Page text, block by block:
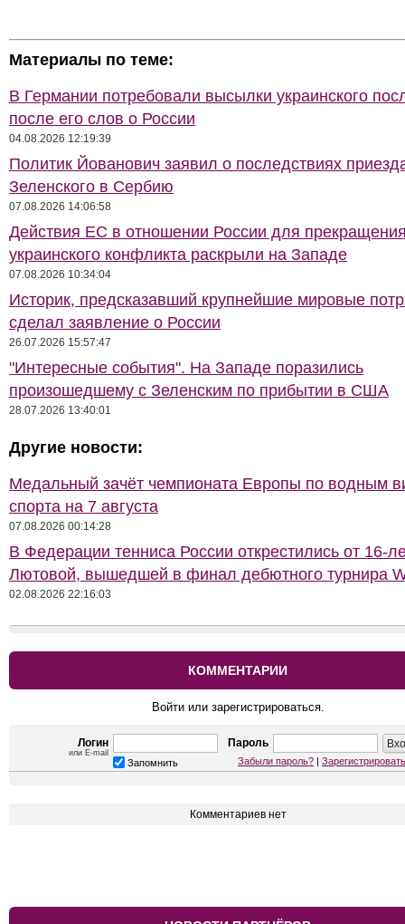
Материалы по теме:
В Германии потребовали высылки украинского
после его слов о России
04.08.2026 12:19:39
Политик Йованович заявил о последствиях
Зеленского в Сербию
07.08.2026 14:06:58
Действия ЕС в отношении России для
украинского конфликта раскрыли на Западе
07.08.2026 10:34:04
Историк, предсказавший крупнейшие мировые
сделал заявление о России
26.07.2026 15:57:47
"Интересные события". На Западе поразились
произошедшему с Зеленским по прибытии в США
28.07.2026 13:40:01
Другие новости:
Медальный зачёт чемпионата Европы по водным
спорта на 7 августа
07.08.2026 00:14:28
В Федерации тенниса России открестились от 16-
Лютовой, вышедшей в финал дебютного турнира
02.08.2026 22:16:03
КОММЕНТАРИИ
Войти или зарегистрироваться.
Логин
или E-mail
Пароль
Запомнить Забыли пароль? |
Комментариев нет